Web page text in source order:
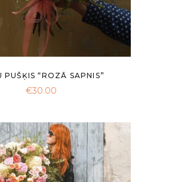
PUŠĶIS “ROZĀ SAPNIS”
€30.00